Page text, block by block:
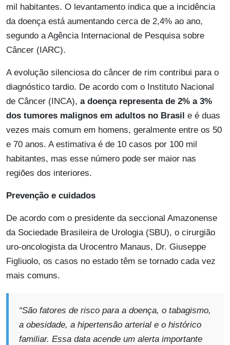
mil habitantes. O levantamento indica que a incidência
da doença está aumentando cerca de 2,4% ao ano,
segundo a Agência Internacional de Pesquisa sobre
Câncer (IARC).
A evolução silenciosa do câncer de rim contribui para o
diagnóstico tardio. De acordo com o Instituto Nacional
de Câncer (INCA), a doença representa de 2% a 3%
dos tumores malignos em adultos no Brasil e é duas
vezes mais comum em homens, geralmente entre os 50
e 70 anos. A estimativa é de 10 casos por 100 mil
habitantes, mas esse número pode ser maior nas
regiões dos interiores.
Prevenção e cuidados
De acordo com o presidente da seccional Amazonense
da Sociedade Brasileira de Urologia (SBU), o cirurgião
uro-oncologista da Urocentro Manaus, Dr. Giuseppe
Figliuolo, os casos no estado têm se tornado cada vez
mais comuns.
“São fatores de risco para a doença, o tabagismo,
a obesidade, a hipertensão arterial e o histórico
familiar. Essa data acende um alerta importante